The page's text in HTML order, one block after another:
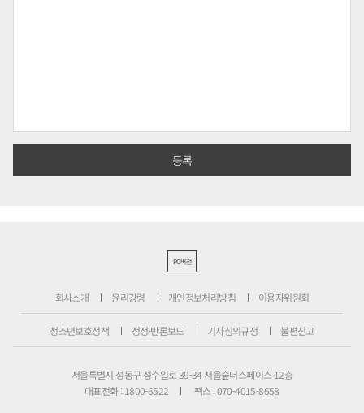
PC버전
회사소개 윤리강령 개인정보처리방침 이용자위원회
청소년보호정책 정정·반론보도 기사심의규정 불편신고
서울특별시 성동구 성수일로 39-34 서울숲더스페이스 12층
대표전화 : 1800-6522
팩스 : 070-4015-8658